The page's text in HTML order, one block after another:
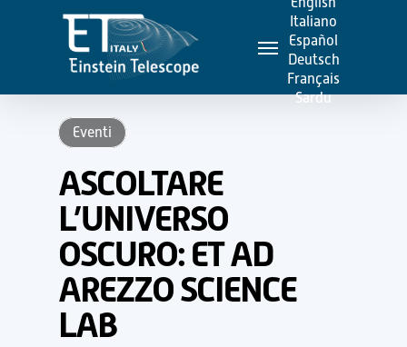
content
Menu
Italiano
Español
Deutsch
Français
Sardu
Eventi
ASCOLTARE
L’UNIVERSO
OSCURO: ET AD
AREZZO SCIENCE
LAB